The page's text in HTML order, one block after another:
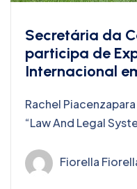
Secretária da
participa de
Internacional
Rachel
“Law And Legal
Fiorella